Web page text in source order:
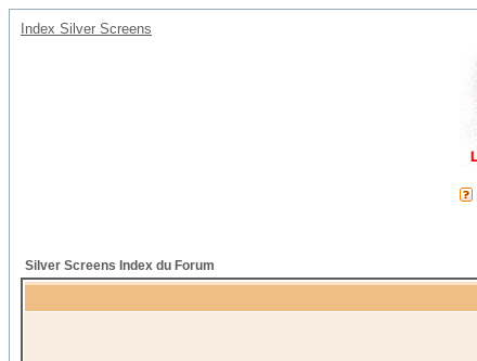
Index Silver Screens
Silver Screens Index du Forum